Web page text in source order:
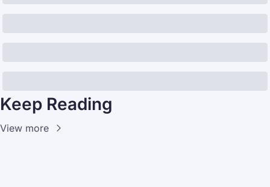
Keep Reading
View more